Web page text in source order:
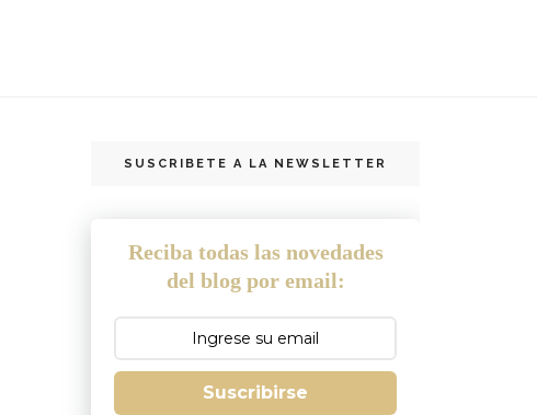
SUSCRIBETE A LA NEWSLETTER
Reciba todas las novedades
del blog por email:
Suscribirse